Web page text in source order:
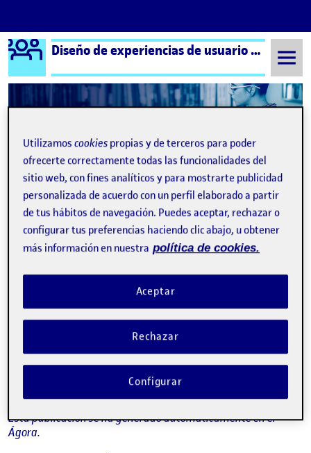
Saltar al contenido
Logo Ágora Diseño de experiencias de usuario e interfaces
Semestre 20221 - Aula 1 ¡Bienvenidos y bienvenidas!
Navegación de entradas
Siguiente
Publicado por¡Bienvenidos y bienvenidas!
Esta publicación se ha generado automáticamente en el
Ágora.
Utilizamoscookies propias y de terceros para poder
ofrecerte correctamente todas las funcionalidades del
sitio web, con fines analíticos y para mostrarte publicidad
personalizada de acuerdo con un perfil elaborado a partir
de tus hábitos de navegación. Puedes aceptar, rechazar o
configurar tus preferencias haciendo clic abajo, u obtener
más información en nuestra política de cookies.
Rechazar
Aceptar
Configurar